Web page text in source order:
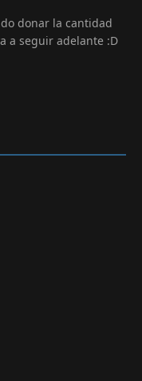
donar la cantidad
a seguir adelante :D